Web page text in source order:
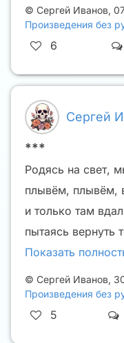
© Сергей Иванов,
Произведения без
6
Сергей
***
Родясь на свет,
плывём, плывём,
и только там
пытаясь вернуть
Показать
© Сергей Иванов,
Произведения без
5